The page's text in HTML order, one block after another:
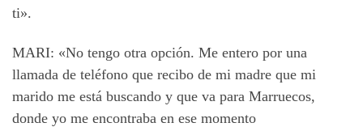
ti».
MARI: «No tengo otra opción. Me entero por una
llamada de teléfono que recibo de mi madre que mi
marido me está buscando y que va para Marruecos,
donde yo me encontraba en ese momento